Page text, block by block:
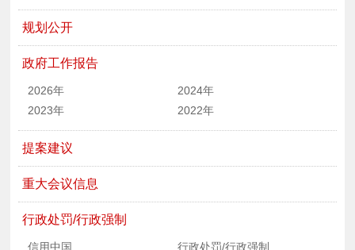
规划公开
政府工作报告
2026年
2024年
2023年
2022年
提案建议
重大会议信息
行政处罚/行政强制
信用中国 行政处罚/行政强制